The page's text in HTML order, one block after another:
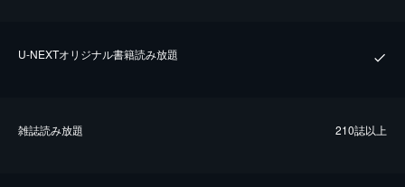
U-NEXTオリジナル書籍読み放題
雑誌読み放題 210誌以上